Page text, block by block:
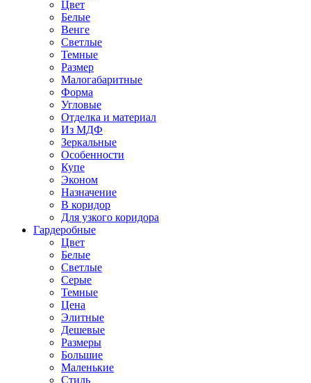
Цвет
Белые
Венге
Светлые
Темные
Размер
Малогабаритные
Форма
Угловые
Отделка и материал
Из МДФ
Зеркальные
Особенности
Купе
Эконом
Назначение
В коридор
Для узкого коридора
Гардеробные
Цвет
Белые
Светлые
Серые
Темные
Цена
Элитные
Дешевые
Размеры
Большие
Маленькие
Стиль